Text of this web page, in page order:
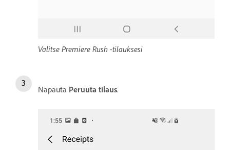
Valitse Premiere Rush -tilauksesi
Napauta Peruuta tilaus.